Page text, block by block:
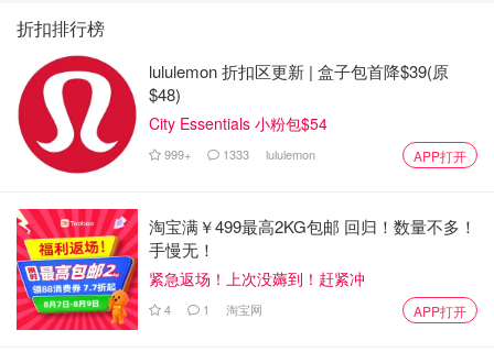
折扣排行榜
lululemon 折扣区更新 | 盒子包首降$39(原
$48)
City Essentials 小粉包$54
999+ 1333 lululemon APP打开
淘宝满￥499最高2KG包邮 回归！数量不多！
手慢无！
紧急返场！上次没薅到！赶紧冲
4 1 淘宝网 APP打开